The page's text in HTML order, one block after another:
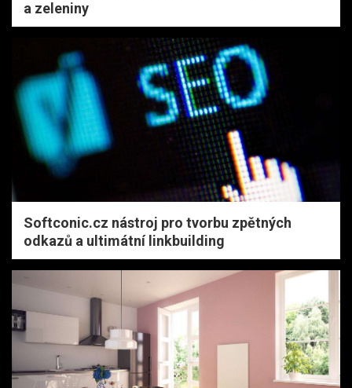
a zeleniny
Softconic.cz nástroj pro tvorbu zpětných
odkazů a ultimátní linkbuilding